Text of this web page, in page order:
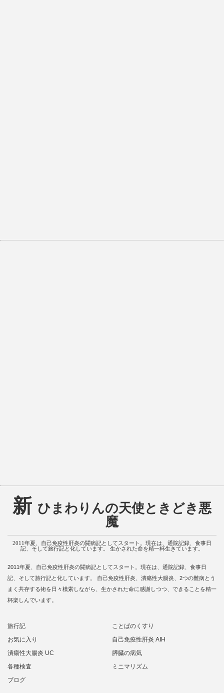
新 ひまわりんの天使ときどき悪
魔
2011年夏、自己免疫性肝炎の闘病記としてスタート。現在は、通院記録、食事日
記、そして旅行記と化しています。 生かされた命を精一杯生きています。
2011年夏、自己免疫性肝炎の闘病記としてスタート。現在は、通院記録、食事日
記、そして旅行記と化しています。 自己免疫性肝炎、潰瘍性大腸炎、2つの難病とう
まく共存する術を日々模索しながら、生かされた命に感謝しつつ、できることを精一
杯楽しんでいます。
旅行記
ことばのくすり
お気に入り
自己免疫性肝炎 AIH
潰瘍性大腸炎 UC
膵臓の病気
各種検査
ミニマリズム
ブログ